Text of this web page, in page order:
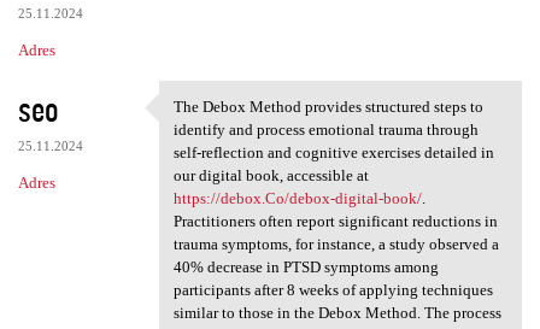
25.11.2024
Adres
seo
25.11.2024
Adres
The Debox Method provides
The Debox Method provides structured steps to
identify and process emotional trauma through
self-reflection and cognitive exercises detailed in
our digital book, accessible at
https://debox.Co/debox-digital-book/.
Practitioners often report significant reductions in
trauma symptoms, for instance, a study observed a
40% decrease in PTSD symptoms among
participants after 8 weeks of applying techniques
similar to those in the Debox Method. The process